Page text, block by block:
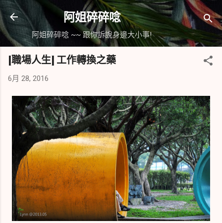
跳到主要內容
阿姐碎碎唸
阿姐碎碎唸 ~~ 跟你訴說身邊大小事!
[職場人生] 工作轉換之藥
6月 28, 2016